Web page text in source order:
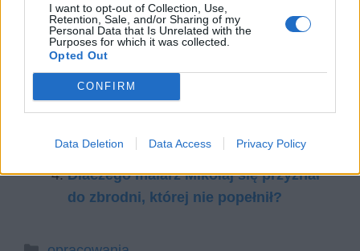
I want to opt-out of Collection, Use,
Retention, Sale, and/or Sharing of my
Personal Data that Is Unrelated with the
Purposes for which it was collected.
Opted Out
CONFIRM
Data Deletion Data Access Privacy Policy
Czym może być dla człowieka prawda?
Rozważ problem i uzasadnij swoje
zdanie, odwołując się do fragmentu
Zbrodni i Kary oraz do wybranych
Swidrygajłow – charakterystyka
Dlaczego malarz Mikołaj się przyznał
do zbrodni, której nie popełnił?
Kategorie